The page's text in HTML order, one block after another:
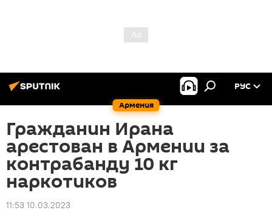
Армения
РУС
Гражданин Ирана
арестован в Армении за
контрабанду 10 кг
наркотиков
11:53 10.03.2023